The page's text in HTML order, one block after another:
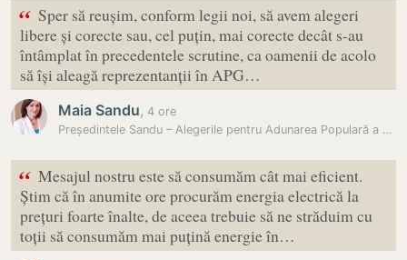
“ Sper să reușim, conform legii noi, să avem alegeri
libere și corecte sau, cel puțin, mai corecte decât s-au
întâmplat în precedentele scrutine, ca oamenii de acolo
să își aleagă reprezentanții în APG…
Maia Sandu, 4 ore
Președintele Sandu – Alegerile pentru Adunarea Populară a Găgăuziei ar…
“ Mesajul nostru este să consumăm cât mai eficient.
Știm că în anumite ore procurăm energia electrică la
prețuri foarte înalte, de aceea trebuie să ne străduim cu
toții să consumăm mai puțină energie în…